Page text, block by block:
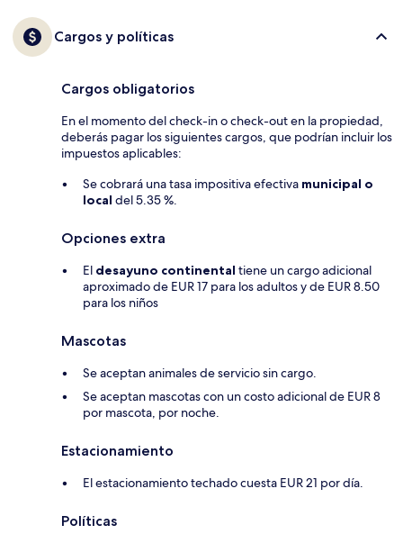
Cargos y políticas
Cargos obligatorios
En el momento del check-in o check-out en la propiedad,
deberás pagar los siguientes cargos, que podrían incluir los
impuestos aplicables:
Se cobrará una tasa impositiva efectiva municipal o
local del 5.35 %.
Opciones extra
El desayuno continental tiene un cargo adicional
aproximado de EUR 17 para los adultos y de EUR 8.50
para los niños
Mascotas
Se aceptan animales de servicio sin cargo.
Se aceptan mascotas con un costo adicional de EUR 8
por mascota, por noche.
Estacionamiento
El estacionamiento techado cuesta EUR 21 por día.
Políticas